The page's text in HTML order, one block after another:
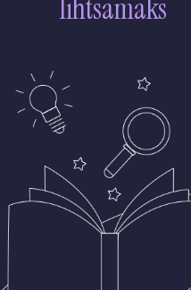
lihtsamaks